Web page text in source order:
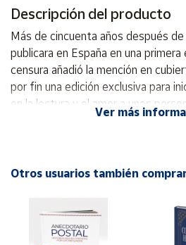
Mapa de
vendedores
Hazte
vendedor
Área
cliente
Descripción del producto
Más de cincuenta años después
publicara en España en una primera
censura añadió la mención en
por fin una edición exclusiva para
en la lectura y el amor a unos
acompañarán durante el resto de
Editorial: Penguin
Ver más
Otros usuarios también